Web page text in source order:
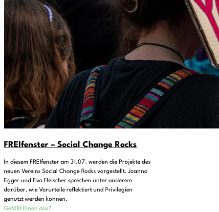
FREIfenster – Social Change Rocks
In diesem FREIfenster am 31.07. werden die Projekte des
neuen Vereins Social Change Rocks vorgestellt. Joanna
Egger und Eva Fleischer sprechen unter anderem
darüber, wie Vorurteile reflektiert und Privilegien
genutzt werden können.
Gefällt Ihnen das?